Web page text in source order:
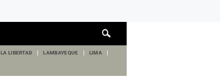
de
LA LIBERTAD LAMBAYEQUE LIMA